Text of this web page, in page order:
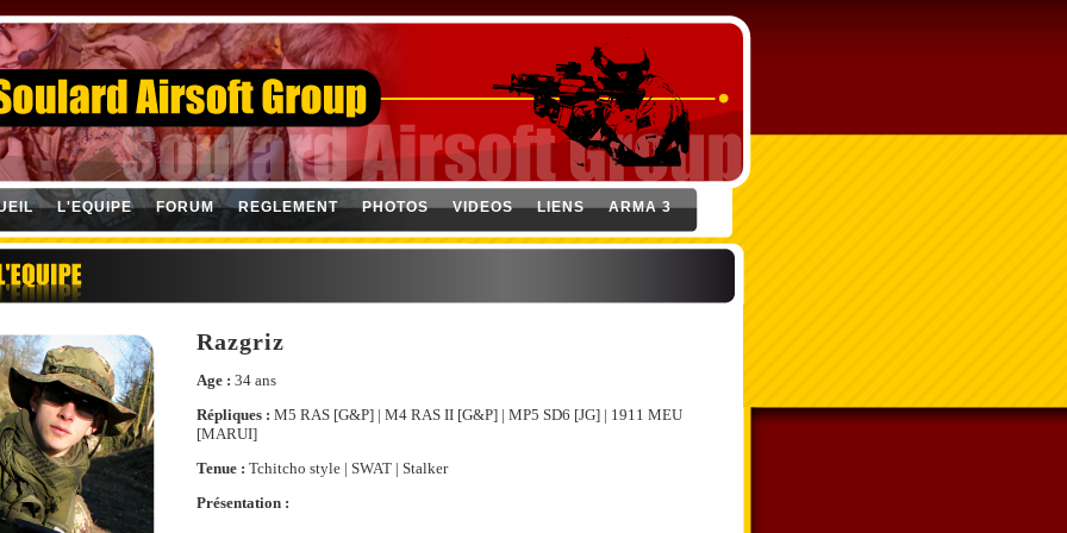
L'EQUIPE FORUM REGLEMENT PHOTOS VIDEOS LIENS ARMA 3
Razgriz
Age : 34 ans
Répliques : M5 RAS [G&P] | M4 RAS II [G&P] | MP5 SD6 [JG] | 1911 MEU
[MARUI]
Tenue : Tchitcho style | SWAT | Stalker
Présentation :